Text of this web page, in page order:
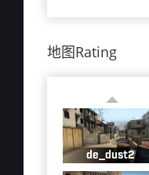
地图Rating
de_dust2